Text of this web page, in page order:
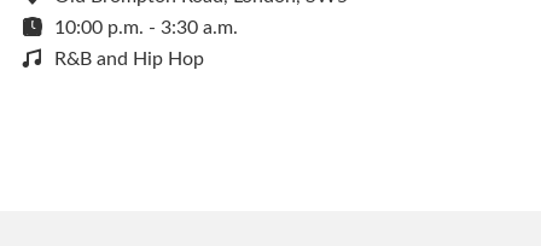
10:00 p.m. - 3:30 a.m.
R&B and Hip Hop